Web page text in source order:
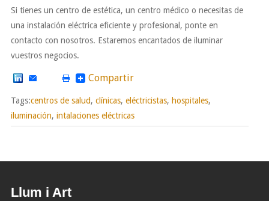
Si tienes un centro de estética, un centro médico o necesitas de
una instalación eléctrica eficiente y profesional, ponte en
contacto con nosotros. Estaremos encantados de iluminar
vuestros negocios.
Compartir
Tags:centros de salud, clínicas, eléctricistas, hospitales,
iluminación, intalaciones eléctricas
Llum i Art